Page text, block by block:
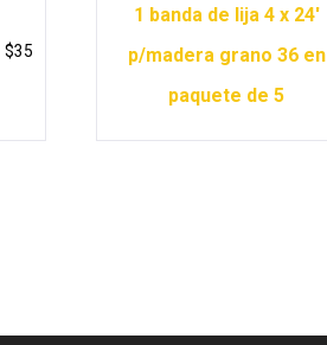
$35
1 banda de lija 4 x 24′
p/madera grano 36 en
paquete de 5